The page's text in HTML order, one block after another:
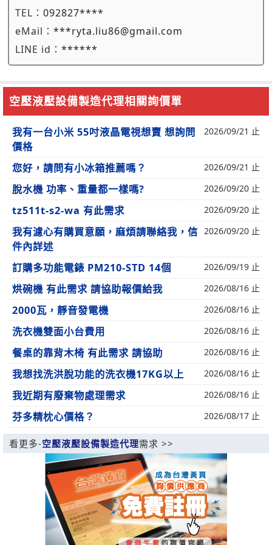
TEL： 092827****
eMail： ***ryta.liu86@gmail.com
LINE id： ******
空壓液壓設備製造代理相關詢價單
我有一台小米 55吋液晶電視想賣 想詢問
價格
2026/09/21 止
您好，請問有小冰箱推薦嗎？ 2026/09/21 止
脫水機 功率、重量都一樣嗎? 2026/09/20 止
tz511t-s2-wa 有此需求 2026/09/20 止
我有濾心有購買意願，麻煩請聯絡我，信
件內詳述
2026/09/20 止
訂購多功能電錶 PM210-STD 14個 2026/09/19 止
烘碗機 有此需求 請協助報價給我 2026/08/16 止
2000瓦，靜音發電機 2026/08/16 止
洗衣機雙面小台費用 2026/08/16 止
餐桌的靠背木椅 有此需求 請協助 2026/08/16 止
我想找洗洪脫功能的洗衣機17KG以上 2026/08/16 止
我近期有廢棄物處理需求 2026/08/16 止
芬多精枕心價格？ 2026/08/17 止
看更多-空壓液壓設備製造代理需求 >>